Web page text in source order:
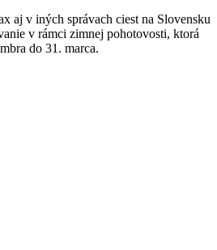
aj v iných správach ciest na Slovensku
v rámci zimnej pohotovosti, ktorá
do 31. marca.